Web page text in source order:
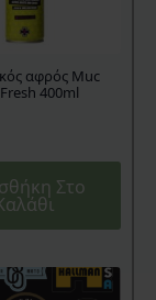
αφρός Muc
400ml
Στο